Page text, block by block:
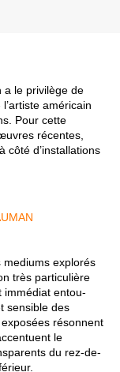
a le privilège de
américain
Pour cette
récentes,
côté d’installations
mediums explorés
très particulière
immédiat entou-
sensible des
résonnent
le
du rez-de-